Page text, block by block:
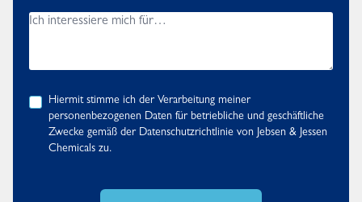
Hiermit stimme ich der Verarbeitung meiner
personenbezogenen Daten für betriebliche und geschäftliche
Zwecke gemäß der Datenschutzrichtlinie von Jebsen & Jessen
Chemicals zu.